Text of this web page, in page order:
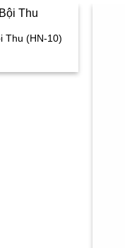
Thu (HN-10)